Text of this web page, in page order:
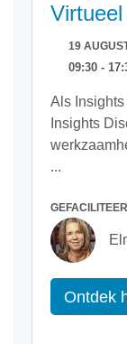
Virtueel
19
09:30 -
Als
Insights
...
Ontdek